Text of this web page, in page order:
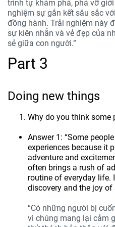
trình tự khám phá, phá vỡ
nghiệm sự gắn kết sâu sắc
đồng hành. Trải nghiệm này
sự kiên nhẫn và vẻ đẹp của
sẻ giữa con người.”
Part 3
Doing new things
Why do you think some
Answer 1: “Some
experiences because it
adventure and
often brings a rush of
routine of everyday life.
discovery and the joy of
“Có những người bị
vì chúng mang lại cảm